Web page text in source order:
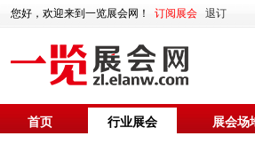
您好，欢迎来到一览展会网！ 订阅展会 退订
首页 行业展会 展会场